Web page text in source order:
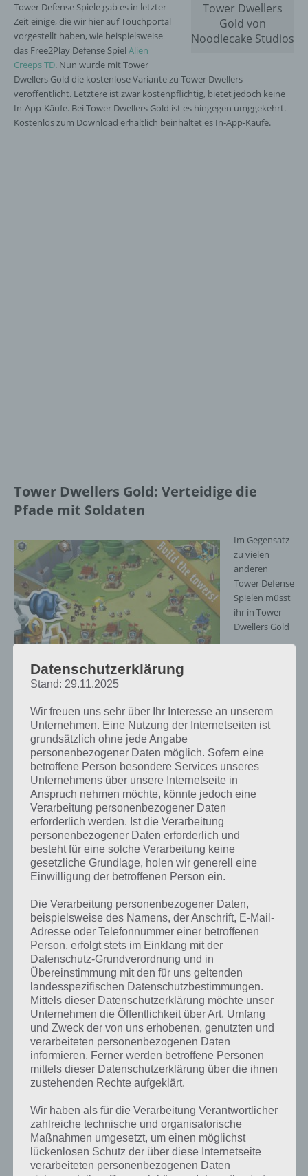
Tower Dwellers
Gold von
Noodlecake Studios
Tower Defense Spiele gab es in letzter
Zeit einige, die wir hier auf Touchportal
vorgestellt haben, wie beispielsweise
das Free2Play Defense Spiel Alien
Creeps TD. Nun wurde mit Tower
Dwellers Gold die kostenlose Variante zu Tower Dwellers
veröffentlicht. Letztere ist zwar kostenpflichtig, bietet jedoch keine
In-App-Käufe. Bei Tower Dwellers Gold ist es hingegen umggekehrt.
Kostenlos zum Download erhältlich beinhaltet es In-App-Käufe.
Tower Dwellers Gold: Verteidige die
Pfade mit Soldaten
Tower Dwellers Gold Screenshot – (c)
Noodlecake Studios
Im Gegensatz
zu vielen
anderen
Tower Defense
Spielen müsst
ihr in Tower
Dwellers Gold
Verteidigungsanlagen errichten, die Einheiten aussenden. Mit jedem
Upgrade werden neue Einheiten herausgeschickt, während
Unterstützungsgebäude die Art der Einheiten beeinflussen
(Nahkämpfer, Fernkämpfer oder Magier).
Die Level werden dabei nacheinander freigeschaltet, wobei ihr
Freiheiten habt, welches Level als nächstes gespielt werden soll, da
das Kartensystem flexibel ist. Umso weiter man kommt, desto mehr
neue Gegner kommen auch hinzu. Weiter gibt es verschiedene
Pfade, sodass man genau überlegen muss, wo man welche Türme
platziert und wie man die Einheiten postiert. Zu guter letzt steht
einem ein Held zur Verfügung, den man frei über die Karte bewegen
Entsprechend schafft man die Wellen in Tower Dwellers Gold nur zu
bestehen, wenn man die richtige Strategie parat hat, um die
feindlichen Einheiten zu vernichten. Dabei muss man auch das Gold
sowie die Spezialfertigkeiten zum richtigen Zeitpunkt einsetzen.
Bis zu 5 Sterne pro Level
Jedes Level in der App Tower Dwellers Gold für Android und iOS kann
mit bis zu fünf Sternen abgeschlossen werden. In der normalen
Spielvariante kann man bis zu drei Sterne bekommen, wobei dies
abhängig davon ist, wieviele Gegner man durchgelassen hat. Danach
kann amn sich im Modus Hart und Alptraum versuchen.
Umso mehr Sterne man in Tower Dwellers Gold hat, desto mehr
Upgrades kann man auch ausführen und so seine Einheiten
verbessern. Wer sich weiter einen Vorteil verschaffen will, hat die
Möglichkeit Helden via In-App-Kauf zu holen, womit die Level
natürlich detlich einfacher werden zu bestehen.
Datenschutzerklärung
Stand: 29.11.2025
Wir freuen uns sehr über Ihr Interesse an unserem
Unternehmen. Eine Nutzung der Internetseiten ist
grundsätzlich ohne jede Angabe
personenbezogener Daten möglich. Sofern eine
betroffene Person besondere Services unseres
Unternehmens über unsere Internetseite in
Anspruch nehmen möchte, könnte jedoch eine
Verarbeitung personenbezogener Daten
erforderlich werden. Ist die Verarbeitung
personenbezogener Daten erforderlich und
besteht für eine solche Verarbeitung keine
gesetzliche Grundlage, holen wir generell eine
Einwilligung der betroffenen Person ein.
Die Verarbeitung personenbezogener Daten,
beispielsweise des Namens, der Anschrift, E-Mail-
Adresse oder Telefonnummer einer betroffenen
Person, erfolgt stets im Einklang mit der
Datenschutz-Grundverordnung und in
Übereinstimmung mit den für uns geltenden
landesspezifischen Datenschutzbestimmungen.
Mittels dieser Datenschutzerklärung möchte unser
Unternehmen die Öffentlichkeit über Art, Umfang
und Zweck der von uns erhobenen, genutzten und
verarbeiteten personenbezogenen Daten
informieren. Ferner werden betroffene Personen
mittels dieser Datenschutzerklärung über die ihnen
zustehenden Rechte aufgeklärt.
Wir haben als für die Verarbeitung Verantwortlicher
zahlreiche technische und organisatorische
Maßnahmen umgesetzt, um einen möglichst
lückenlosen Schutz der über diese Internetseite
verarbeiteten personenbezogenen Daten